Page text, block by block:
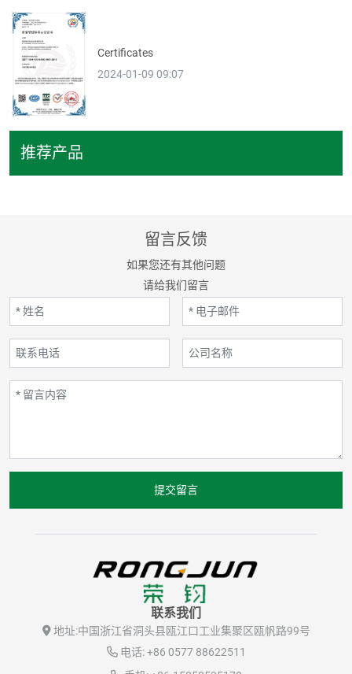
Certificates
2024-01-09 09:07
推荐产品
留言反馈
如果您还有其他问题
请给我们留言
提交留言
联系我们
地址:中国浙江省洞头县瓯江口工业集聚区瓯帆路99号
电话: +86 0577 88622511